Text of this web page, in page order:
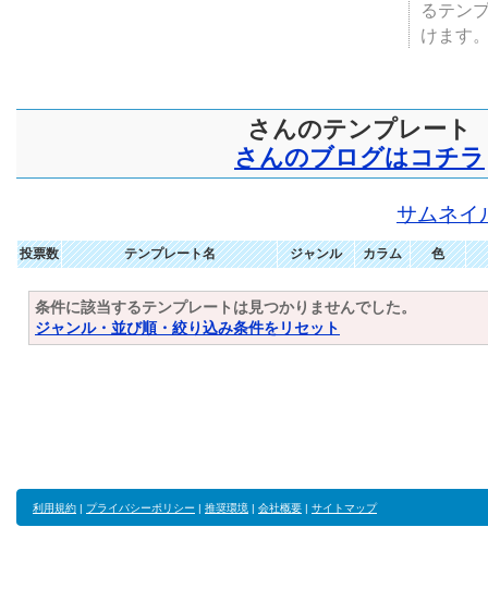
るテン
けます
さんのテンプレート
さんのブログはコチラ
サムネイ
投票数 テンプレート名 ジャンル カラム 色
条件に該当するテンプレートは見つかりませんでした。
ジャンル・並び順・絞り込み条件をリセット
利用規約 | プライバシーポリシー | 推奨環境 | 会社概要 | サイトマップ